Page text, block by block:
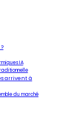
IA
arrivent à
du marché